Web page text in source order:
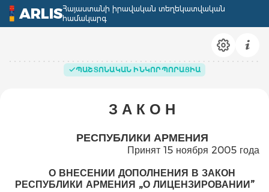
ARLISՀայաստանի իրավական տեղեկատվական
համակարգ
ՊԱՇՏՈՆԱԿԱՆ ԻՆԿՈՐՊՈՐԱՑԻԱ
З А К О Н
РЕСПУБЛИКИ АРМЕНИЯ
Принят 15 ноября 2005 года
О ВНЕСЕНИИ ДОПОЛНЕНИЯ В ЗАКОН
РЕСПУБЛИКИ АРМЕНИЯ „О ЛИЦЕНЗИРОВАНИИ”